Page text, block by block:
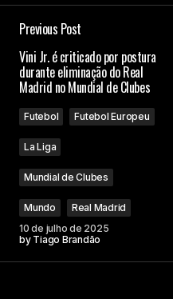
Previous Post
Vini Jr. é criticado por postura
durante eliminação do Real
Madrid no Mundial de Clubes
Futebol Futebol Europeu
La Liga
Mundial de Clubes
Mundo
Real Madrid
10 de julho de 2025
by Tiago Brandão